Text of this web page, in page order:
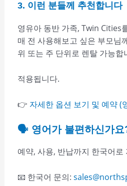
3. 이런 분들께 추천합니다
영유아 동반 가족, Twin Cities
매 전 사용해보고 싶은 부모님
위 또는 주 단위로 렌탈 가능합
적용됩니다.
👉 자세한 옵션 보기 및 예약 (
🗣️ 영어가 불편하신가요
예약, 사용, 반납까지 한국어로
📧 한국어 문의: